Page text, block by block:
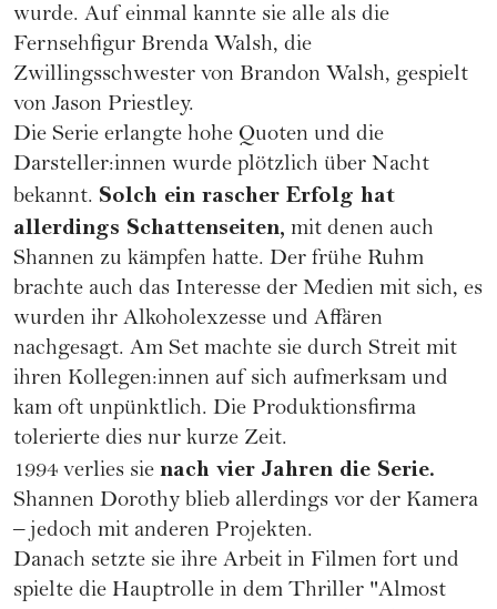
wurde. Auf einmal kannte sie alle als die
Fernsehfigur Brenda Walsh, die
Zwillingsschwester von Brandon Walsh, gespielt
von Jason Priestley.
Die Serie erlangte hohe Quoten und die
Darsteller:innen wurde plötzlich über Nacht
bekannt. Solch ein rascher Erfolg hat
allerdings Schattenseiten, mit denen auch
Shannen zu kämpfen hatte. Der frühe Ruhm
brachte auch das Interesse der Medien mit sich, es
wurden ihr Alkoholexzesse und Affären
nachgesagt. Am Set machte sie durch Streit mit
ihren Kollegen:innen auf sich aufmerksam und
kam oft unpünktlich. Die Produktionsfirma
tolerierte dies nur kurze Zeit.
1994 verlies sie nach vier Jahren die Serie.
Shannen Dorothy blieb allerdings vor der Kamera
– jedoch mit anderen Projekten.
Danach setzte sie ihre Arbeit in Filmen fort und
spielte die Hauptrolle in dem Thriller "Almost